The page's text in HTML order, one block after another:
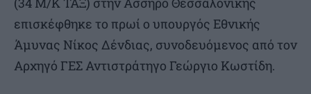
επισκέφθηκε το πρωί ο υπουργός Εθνικής
Άμυνας Νίκος Δένδιας, συνοδευόμενος από τον
Αρχηγό ΓΕΣ Αντιστράτηγο Γεώργιο Κωστίδη.